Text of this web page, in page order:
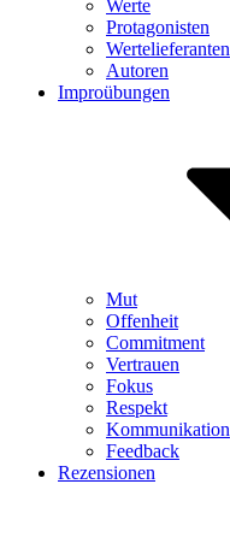
Werte
Protagonisten
Wertelieferanten
Autoren
Improübungen
Mut
Offenheit
Commitment
Vertrauen
Fokus
Respekt
Kommunikation
Feedback
Rezensionen